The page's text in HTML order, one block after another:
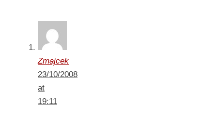
Zmajcek
23/10/2008
at
19:11